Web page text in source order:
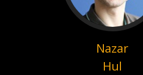
Nazar
Hul